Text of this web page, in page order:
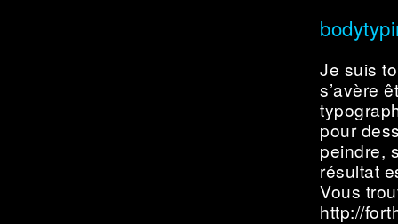
Je suis
s’avère
pour
peindre,
résultat
Vous
http://